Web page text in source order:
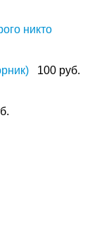
никто
100 руб.